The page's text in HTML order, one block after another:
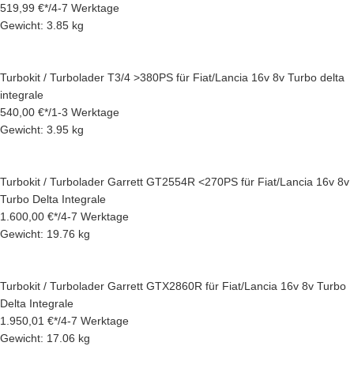
519,99 €*/4-7 Werktage
Gewicht: 3.85 kg
Turbokit / Turbolader T3/4 >380PS für Fiat/Lancia 16v 8v Turbo delta
integrale
540,00 €*/1-3 Werktage
Gewicht: 3.95 kg
Turbokit / Turbolader Garrett GT2554R <270PS für Fiat/Lancia 16v 8v
Turbo Delta Integrale
1.600,00 €*/4-7 Werktage
Gewicht: 19.76 kg
Turbokit / Turbolader Garrett GTX2860R für Fiat/Lancia 16v 8v Turbo
Delta Integrale
1.950,01 €*/4-7 Werktage
Gewicht: 17.06 kg